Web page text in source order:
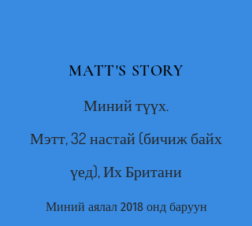
MATT'S STORY
Миний түүх.
Мэтт, 32 настай (бичиж байх
үед), Их Британи
Миний аялал 2018 онд баруун